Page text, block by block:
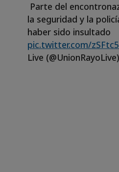
Parte del
la seguridad y la
haber sido insultado
pic.twitter.com/
Live (@UnionRayoLive)